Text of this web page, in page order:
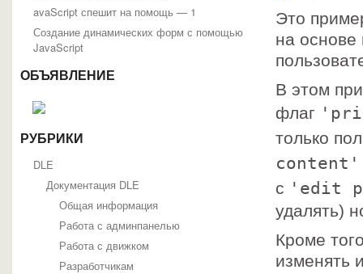
avaScript спешит на помощь — 1
Создание динамических форм с помощью
JavaScript
ОБЪЯВЛЕНИЕ
РУБРИКИ
DLE
Документация DLE
Общая информация
Работа с админпанелью
Работа с движком
Разработчикам
Это
на основе
В этом
флаг
только
content'
с 'edit
удалять)
Кроме
изменять